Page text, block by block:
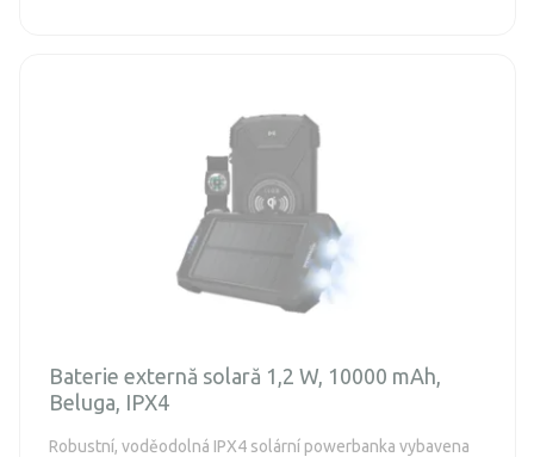
Baterie externă solară 1,2 W, 10000 mAh,
Beluga, IPX4
Robustní, voděodolná IPX4 solární powerbanka vybavena